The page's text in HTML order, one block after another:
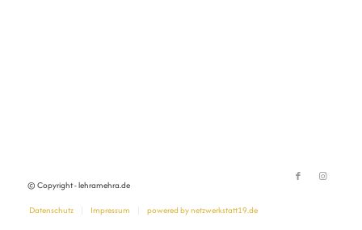
© Copyright - lehramehra.de
Datenschutz Impressum powered by netzwerkstatt19.de